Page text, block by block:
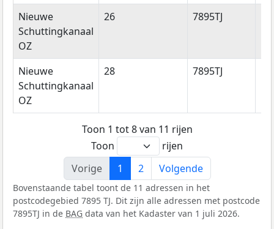
Nieuwe
Schuttingkanaal
OZ
26 7895TJ
Nieuwe
Schuttingkanaal
OZ
28 7895TJ
Toon 1 tot 8 van 11 rijen
Toon
rijen
Vorige
1 2 Volgende
Bovenstaande tabel toont de 11 adressen in het
postcodegebied 7895 TJ. Dit zijn alle adressen met postcode
7895TJ in de BAG data van het Kadaster van 1 juli 2026.